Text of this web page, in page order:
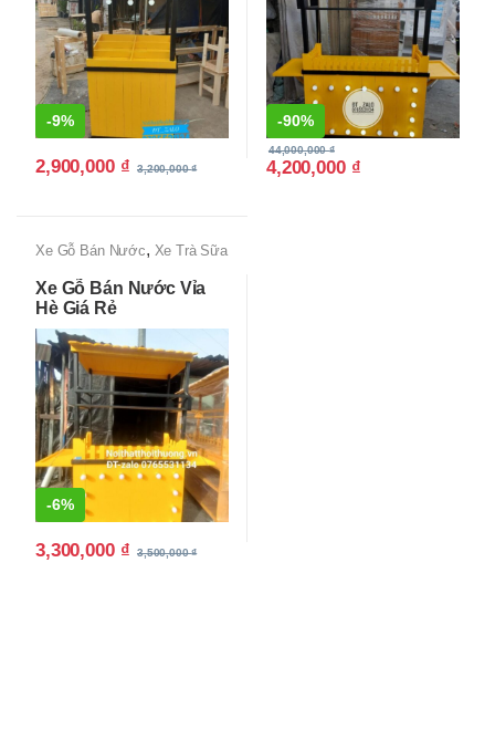
-9%
2,900,000 ₫ 3,200,000₫
-90%
4,200,000 ₫
44,000,000₫
Xe Gỗ Bán Nước, Xe Trà Sữa
Xưởng
Xe Gỗ Bán Nước Vỉa
Hè Giá Rẻ
-6%
3,300,000 ₫ 3,500,000₫